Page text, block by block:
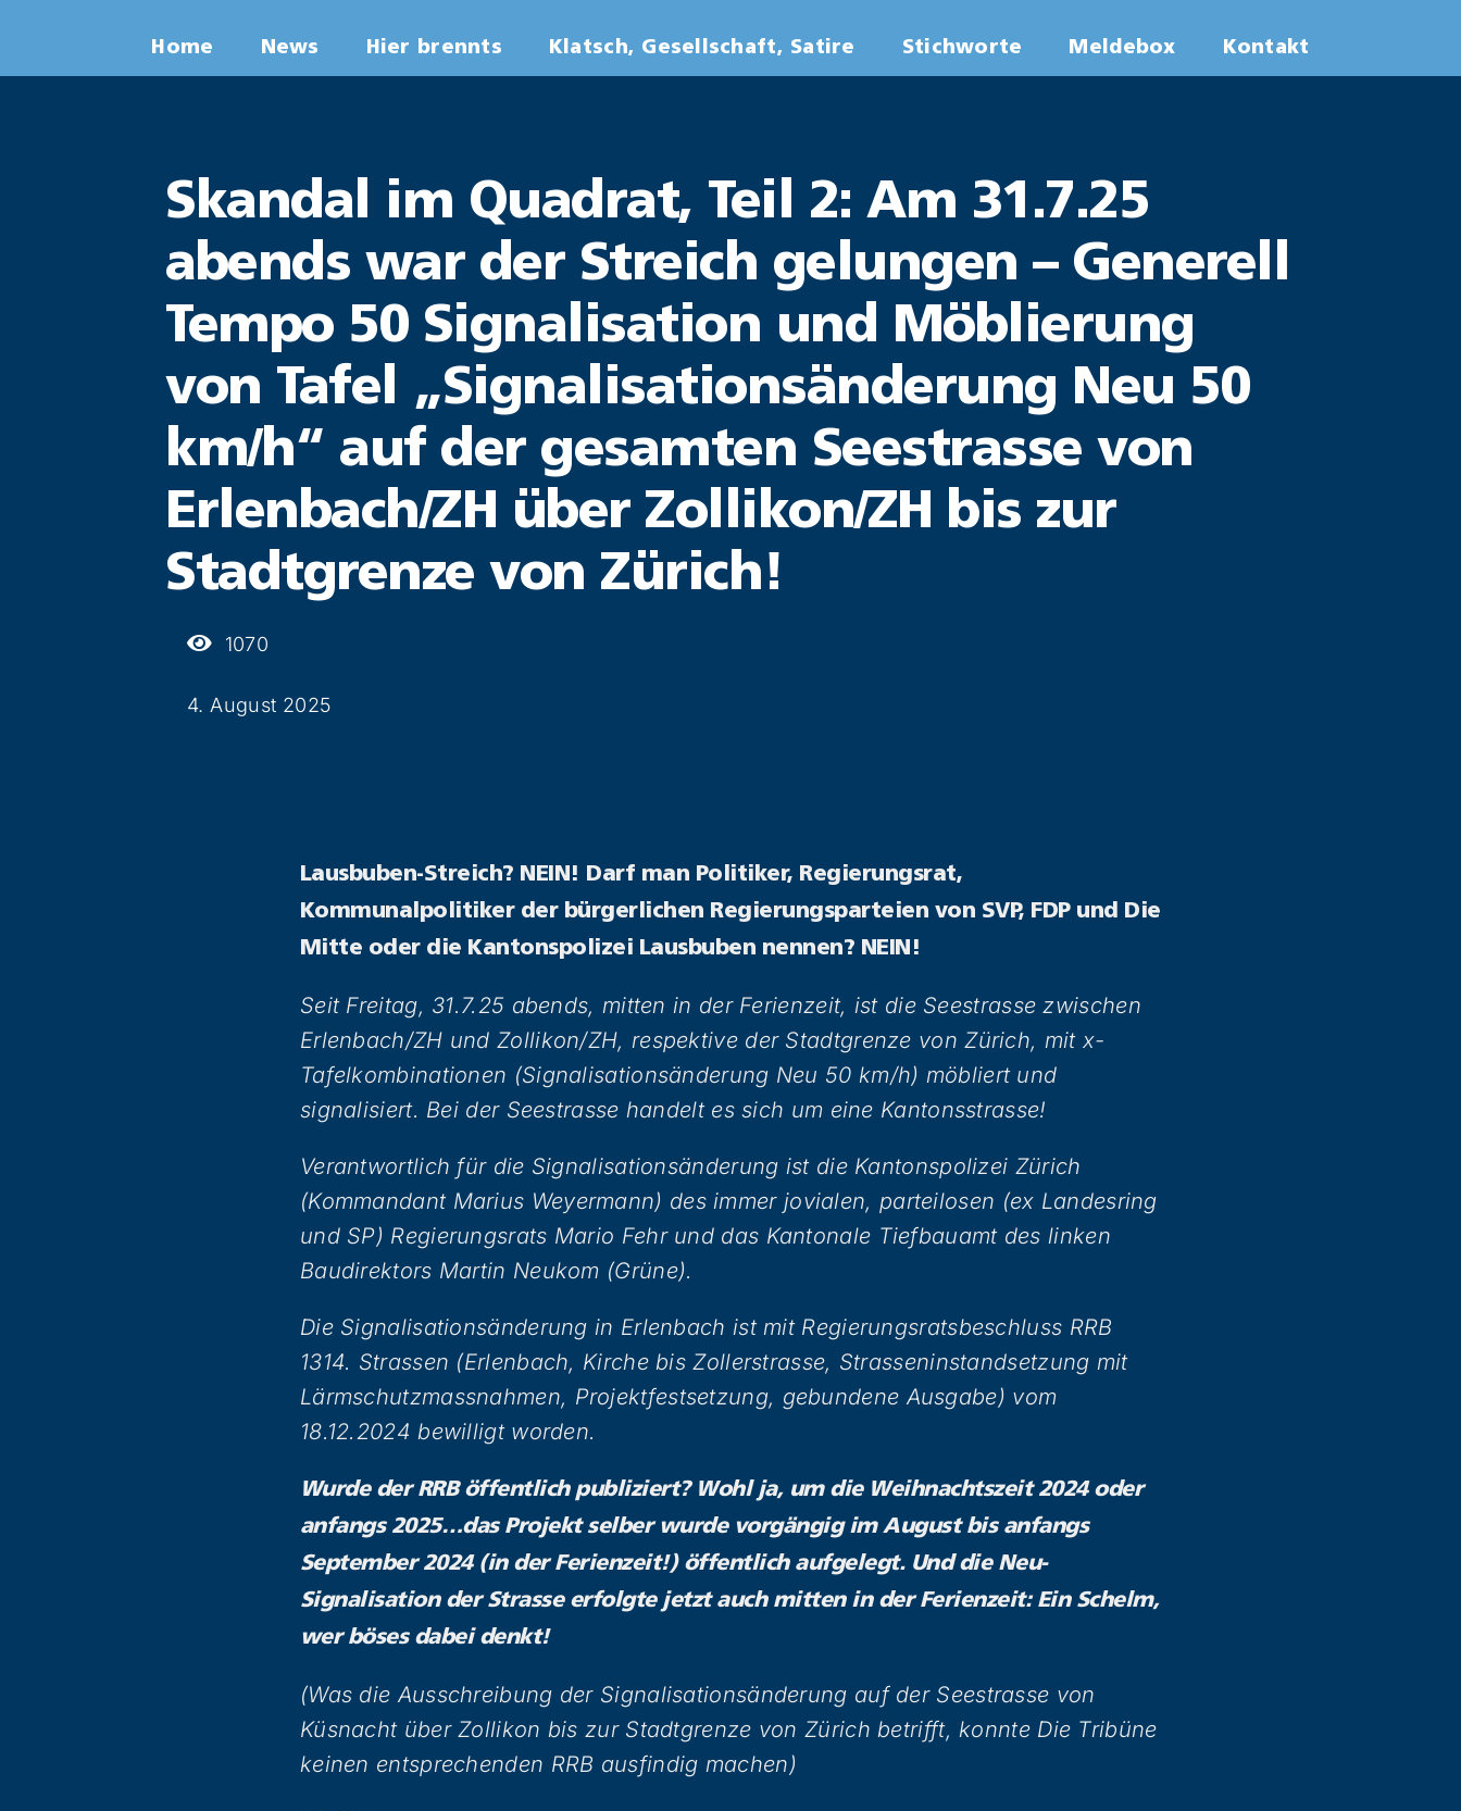
Inhalt
Home News Hier brennts Klatsch, Gesellschaft, Satire Stichworte Meldebox Kontakt
Skandal im Quadrat, Teil 2: Am 31.7.25
abends war der Streich gelungen – Generell
Tempo 50 Signalisation und Möblierung
von Tafel „Signalisationsänderung Neu 50
km/h“ auf der gesamten Seestrasse von
Erlenbach/ZH über Zollikon/ZH bis zur
Stadtgrenze von Zürich!
1070
4. August 2025
Lausbuben-Streich? NEIN! Darf man Politiker, Regierungsrat,
Kommunalpolitiker der bürgerlichen Regierungsparteien von SVP, FDP und Die
Mitte oder die Kantonspolizei Lausbuben nennen? NEIN!
Seit Freitag, 31.7.25 abends, mitten in der Ferienzeit, ist die Seestrasse zwischen
Erlenbach/ZH und Zollikon/ZH, respektive der Stadtgrenze von Zürich, mit x-
Tafelkombinationen (Signalisationsänderung Neu 50 km/h) möbliert und
signalisiert. Bei der Seestrasse handelt es sich um eine Kantonsstrasse!
Verantwortlich für die Signalisationsänderung ist die Kantonspolizei Zürich
(Kommandant Marius Weyermann) des immer jovialen, parteilosen (ex Landesring
und SP) Regierungsrats Mario Fehr und das Kantonale Tiefbauamt des linken
Baudirektors Martin Neukom (Grüne).
Die Signalisationsänderung in Erlenbach ist mit Regierungsratsbeschluss RRB
1314. Strassen (Erlenbach, Kirche bis Zollerstrasse, Strasseninstandsetzung mit
Lärmschutzmassnahmen, Projektfestsetzung, gebundene Ausgabe) vom
18.12.2024 bewilligt worden.
Wurde der RRB öffentlich publiziert? Wohl ja, um die Weihnachtszeit 2024 oder
anfangs 2025…das Projekt selber wurde vorgängig im August bis anfangs
September 2024 (in der Ferienzeit!) öffentlich aufgelegt. Und die Neu-
Signalisation der Strasse erfolgte jetzt auch mitten in der Ferienzeit: Ein Schelm,
wer böses dabei denkt!
(Was die Ausschreibung der Signalisationsänderung auf der Seestrasse von
Küsnacht über Zollikon bis zur Stadtgrenze von Zürich betrifft, konnte Die Tribüne
keinen entsprechenden RRB ausfindig machen)